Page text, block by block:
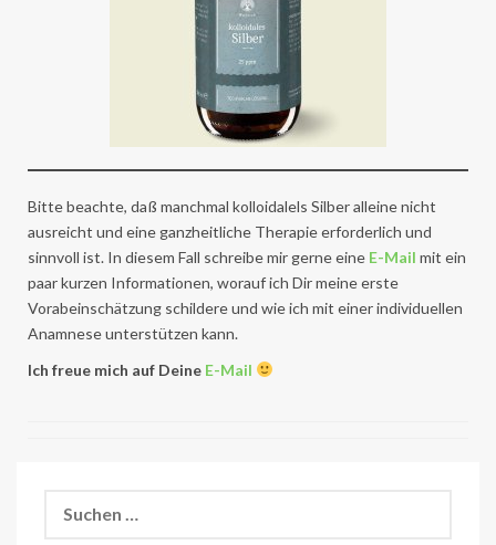
Bitte beachte, daß manchmal kolloidalels Silber alleine nicht
ausreicht und eine ganzheitliche Therapie erforderlich und
sinnvoll ist. In diesem Fall schreibe mir gerne eine E-Mail mit ein
paar kurzen Informationen, worauf ich Dir meine erste
Vorabeinschätzung schildere und wie ich mit einer individuellen
Anamnese unterstützen kann.
Ich freue mich auf Deine E-Mail
nach: